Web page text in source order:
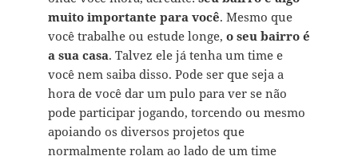
muito importante para você. Mesmo que
você trabalhe ou estude longe, o seu bairro é
a sua casa. Talvez ele já tenha um time e
você nem saiba disso. Pode ser que seja a
hora de você dar um pulo para ver se não
pode participar jogando, torcendo ou mesmo
apoiando os diversos projetos que
normalmente rolam ao lado de um time